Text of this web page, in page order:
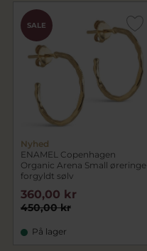
SALE
Nyhed
ENAMEL Copenhagen
Organic Arena Small øreringe
forgyldt sølv
450,00 kr
360,00 kr
På lager